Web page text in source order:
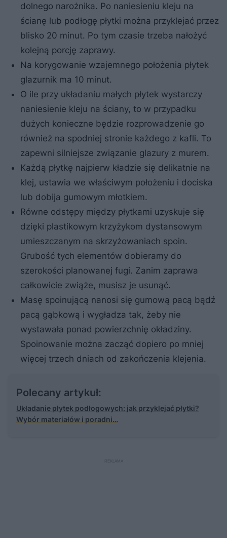
dolnego narożnika. Po naniesieniu kleju na
ścianę lub podłogę płytki można przyklejać przez
blisko 20 minut. Po tym czasie trzeba nałożyć
kolejną porcję zaprawy.
Na korygowanie wzajemnego położenia płytek
glazurnik ma 10 minut.
O ile przy układaniu małych płytek wystarczy
naniesienie kleju na ściany, to w przypadku
dużych konieczne będzie rozprowadzenie go
również na spodniej stronie każdego z kafli. To
zapewni silniejsze związanie glazury z murem.
Każdą płytkę najpierw kładzie się delikatnie na
klej, ustawia we właściwym położeniu i dociska
lub dobija gumowym młotkiem.
Równe odstępy między płytkami uzyskuje się
dzięki plastikowym krzyżykom dystansowym
umieszczanym na skrzyżowaniach spoin.
Grubość tych elementów dobieramy do
szerokości planowanej fugi. Zanim zaprawa
całkowicie zwiąże, musisz je usunąć.
Masę spoinującą nanosi się gumową pacą bądź
pacą gąbkową i wygładza tak, żeby nie
wystawała ponad powierzchnię okładziny.
Spoinowanie można zacząć dopiero po mniej
więcej trzech dniach od zakończenia klejenia.
Polecany artykuł:
Układanie płytek podłogowych: jak przyklejać płytki?
Wybór materiałów i poradni…